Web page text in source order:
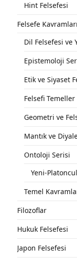
Hint Felsefesi
Felsefe Kavramları
Dil Felsefesi ve
Epistemoloji
Etik ve Siyaset
Felsefi Temeller
Geometri ve
Mantık ve
Ontoloji Serisi
Yeni-
Temel
Filozoflar
Hukuk Felsefesi
Japon Felsefesi